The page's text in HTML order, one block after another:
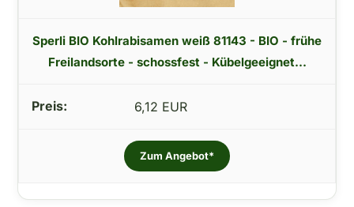
Sperli BIO Kohlrabisamen weiß 81143 - BIO - frühe
Freilandsorte - schossfest - Kübelgeeignet...
6,12 EUR
Zum Angebot*